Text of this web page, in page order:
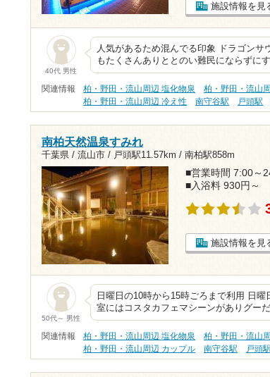
施設情報を見
40代 男性
人気があるため混んでる印象 ドラゴン
もたくさんありととのい難民にならずにす
関連情報 柏・野田・流山周辺 塩化物泉 柏・野田・流山
柏・野田・流山周辺 冷え性
南守谷駅 戸頭駅
南柏天然温泉すみれ
千葉県 / 流山市 / 戸頭駅11.57km / 南柏駅858m
■営業時間 7:00～
■入浴料 930円～
施設情報を見
50代～ 男性
日曜日の10時から15時ごろまで利用 日
室にはコスタカフェマシーンがありグー
関連情報 柏・野田・流山周辺 塩化物泉 柏・野田・流山
柏・野田・流山周辺 カップル
南守谷駅 戸頭駅